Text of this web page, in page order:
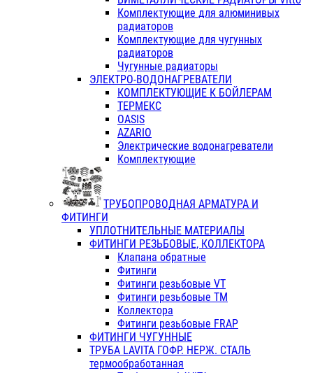
Комплектующие для алюминивых
радиаторов
Комплектующие для чугунных
радиаторов
Чугунные радиаторы
ЭЛЕКТРО-ВОДОНАГРЕВАТЕЛИ
КОМПЛЕКТУЮЩИЕ К БОЙЛЕРАМ
ТЕРМЕКС
OASIS
AZARIO
Электрические водонагреватели
Комплектующие
ТРУБОПРОВОДНАЯ АРМАТУРА И
ФИТИНГИ
УПЛОТНИТЕЛЬНЫЕ МАТЕРИАЛЫ
ФИТИНГИ РЕЗЬБОВЫЕ, КОЛЛЕКТОРА
Клапана обратные
Фитинги
Фитинги резьбовые VT
Фитинги резьбовые ТМ
Коллектора
Фитинги резьбовые FRAP
ФИТИНГИ ЧУГУННЫЕ
ТРУБА LAVITA ГОФР. НЕРЖ. СТАЛЬ
термообработанная